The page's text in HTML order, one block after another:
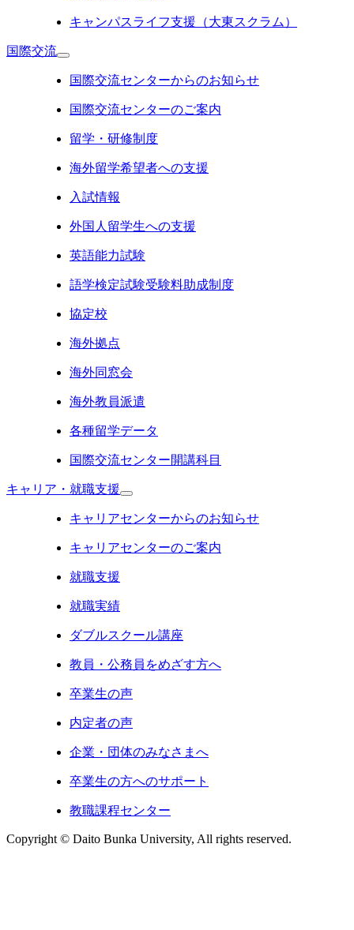
キャンパスライフ支援（大東スクラム）
国際交流
国際交流センターからのお知らせ
国際交流センターのご案内
留学・研修制度
海外留学希望者への支援
入試情報
外国人留学生への支援
英語能力試験
語学検定試験受験料助成制度
協定校
海外拠点
海外同窓会
海外教員派遣
各種留学データ
国際交流センター開講科目
キャリア・就職支援
キャリアセンターからのお知らせ
キャリアセンターのご案内
就職支援
就職実績
ダブルスクール講座
教員・公務員をめざす方へ
卒業生の声
内定者の声
企業・団体のみなさまへ
卒業生の方へのサポート
教職課程センター
Copyright © Daito Bunka University, All rights reserved.